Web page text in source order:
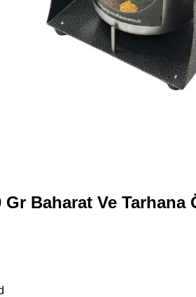
Baharat Ve Tarhana